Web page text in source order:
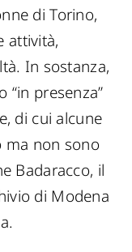
di Torino,
attività,
In sostanza,
presenza”
di cui alcune
ma non sono
Badaracco, il
di Modena